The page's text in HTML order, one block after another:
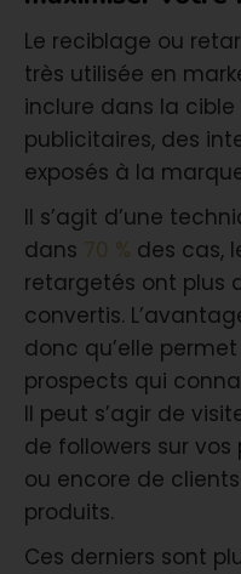
Le reciblage ou
très utilisée en
inclure dans la
publicitaires, des
exposés à la
Il s’agit d’une
dans 70 % des cas,
retargetés ont plus
convertis.
donc qu’elle
prospects qui
Il peut s’agir de
de followers sur
ou encore de
produits.
Ces derniers sont